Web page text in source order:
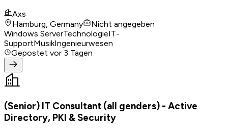
Axs
Hamburg, Germany
Nicht angegeben
Windows ServerTechnologieIT-
SupportMusikIngenieurwesen
Gepostet vor 3 Tagen
(Senior) IT Consultant (all genders) - Active
Directory, PKI & Security